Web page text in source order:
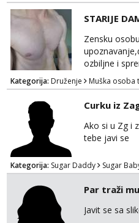
STARIJE
Zensku
ozbiljne i
vrijeme!
Kategorija: Druženje Muška osoba
Curku iz
Ako si u Zg i
tebe javi se
Kategorija: Sugar Daddy Sugar
Par traži
Javit se sa